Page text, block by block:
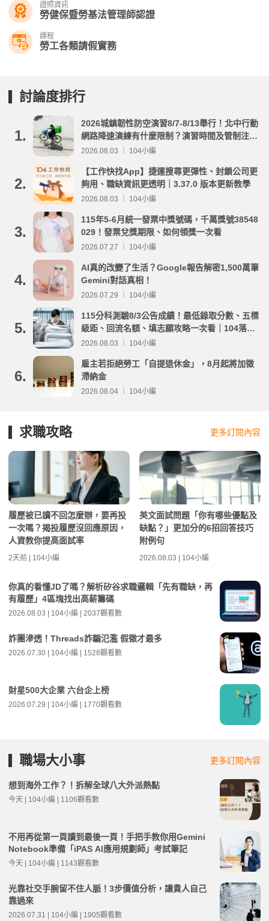
證照資訊
勞健保暨勞基法管理師認證
課程
勞工各類請假實務
討論度排行
1.
2026城鎮韌性防空演習8/7-8/13舉行！北中行動
網路降速演練有什麼限制？演習時間及管制注意
事項整理
2026.08.03 ｜ 104小編
2.
【工作快找App】捷運搜尋更彈性、封鎖公司更
夠用、職缺資訊更透明｜3.37.0 版本更新教學
2026.08.03 ｜ 104小編
3.
115年5-6月統一發票中獎號碼，千萬獎號38548
029！發票兌獎期限、如何領獎一次看
2026.07.27 ｜ 104小編
4.
AI真的改變了生活？Google報告解密1,500萬筆
Gemini對話真相！
2026.07.29 ｜ 104小編
5.
115分科測驗8/3公告成績！最低錄取分數、五標
級距、回流名額、填志願攻略一次看｜104落點
分析
2026.08.03 ｜ 104小編
6.
雇主若拒絕勞工「自提退休金」，8月起將加徵
滯納金
2026.08.04 ｜ 104小編
求職攻略 更多訂閱內容
履歷被已讀不回怎麼辦，要再投
一次嗎？揭投履歷沒回應原因，
人資教你提高面試率
2天前 | 104小編
英文面試問題「你有哪些優點及
缺點？」更加分的6招回答技巧
附例句
2026.08.03 | 104小編
你真的看懂JD了嗎？解析矽谷求職邏輯「先有職缺，再
有履歷」4區塊找出高薪籌碼
2026.08.03 | 104小編 | 2037觀看數
詐團滲透！Threads詐騙氾濫 假徵才最多
2026.07.30 | 104小編 | 1528觀看數
財星500大企業 六台企上榜
2026.07.29 | 104小編 | 1770觀看數
職場大小事 更多訂閱內容
想到海外工作？！拆解全球八大外派熱點
今天 | 104小編 | 1106觀看數
不用再從第一頁讀到最後一頁！手把手教你用Gemini
Notebook準備「iPAS AI應用規劃師」考試筆記
今天 | 104小編 | 1143觀看數
光靠社交手腕留不住人脈！3步價值分析，讓貴人自己
靠過來
2026.07.31 | 104小編 | 1905觀看數